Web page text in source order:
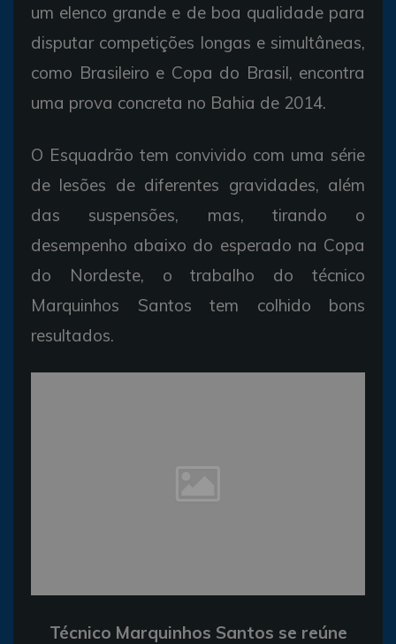
um elenco grande e de boa qualidade para
disputar competições longas e simultâneas,
como Brasileiro e Copa do Brasil, encontra
uma prova concreta no Bahia de 2014.
O Esquadrão tem convivido com uma série
de lesões de diferentes gravidades, além
das suspensões, mas, tirando o
desempenho abaixo do esperado na Copa
do Nordeste, o trabalho do técnico
Marquinhos Santos tem colhido bons
resultados.
Técnico Marquinhos Santos se reúne